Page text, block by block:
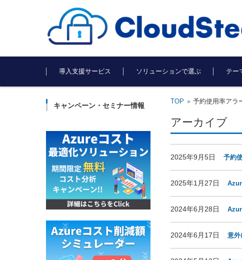
コンテンツに移動
導入支援サービス
ソリューションで選ぶ テー
TOP > 予約使用率アラ
アーカイブ
2025年9月5日 予約
2025年1月27日
2024年6月28日
2024年6月17日 意外
キャンペーン・セミナー情報